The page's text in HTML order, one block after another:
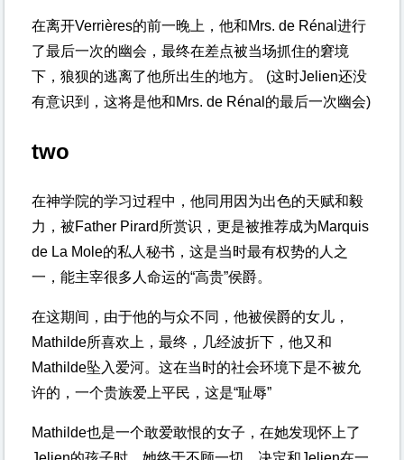
在离开Verrières的前一晚上，他和Mrs. de Rénal进行
了最后一次的幽会，最终在差点被当场抓住的窘境
下，狼狈的逃离了他所出生的地方。 (这时Jelien还没
有意识到，这将是他和Mrs. de Rénal的最后一次幽会)
two
在神学院的学习过程中，他同用因为出色的天赋和毅
力，被Father Pirard所赏识，更是被推荐成为Marquis
de La Mole的私人秘书，这是当时最有权势的人之
一，能主宰很多人命运的“高贵”侯爵。
在这期间，由于他的与众不同，他被侯爵的女儿，
Mathilde所喜欢上，最终，几经波折下，他又和
Mathilde坠入爱河。这在当时的社会环境下是不被允
许的，一个贵族爱上平民，这是“耻辱”
Mathilde也是一个敢爱敢恨的女子，在她发现怀上了